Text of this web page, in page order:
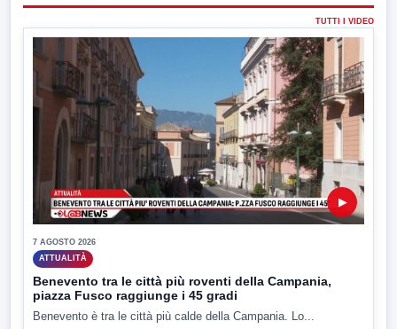
TUTTI I VIDEO
▶
7 AGOSTO 2026
ATTUALITÀ
Benevento tra le città più roventi della Campania,
piazza Fusco raggiunge i 45 gradi
Benevento è tra le città più calde della Campania. Lo...